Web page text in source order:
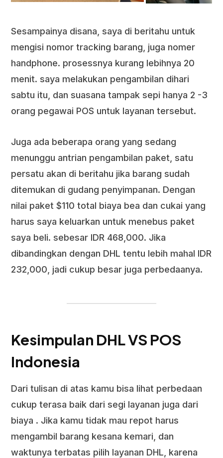
Sesampainya disana, saya di beritahu untuk
mengisi nomor tracking barang, juga nomer
handphone. prosessnya kurang lebihnya 20
menit. saya melakukan pengambilan dihari
sabtu itu, dan suasana tampak sepi hanya 2 -3
orang pegawai POS untuk layanan tersebut.
Juga ada beberapa orang yang sedang
menunggu antrian pengambilan paket, satu
persatu akan di beritahu jika barang sudah
ditemukan di gudang penyimpanan. Dengan
nilai paket $110 total biaya bea dan cukai yang
harus saya keluarkan untuk menebus paket
saya beli. sebesar IDR 468,000. Jika
dibandingkan dengan DHL tentu lebih mahal IDR
232,000, jadi cukup besar juga perbedaanya.
Kesimpulan DHL VS POS
Indonesia
Dari tulisan di atas kamu bisa lihat perbedaan
cukup terasa baik dari segi layanan juga dari
biaya . Jika kamu tidak mau repot harus
mengambil barang kesana kemari, dan
waktunya terbatas pilih layanan DHL, karena